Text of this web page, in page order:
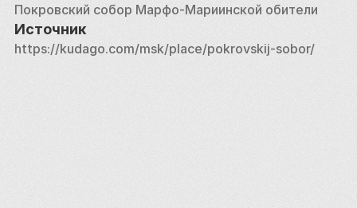
Покровский собор Марфо-Мариинской обители
Источник
https://kudago.com/msk/place/pokrovskij-sobor/